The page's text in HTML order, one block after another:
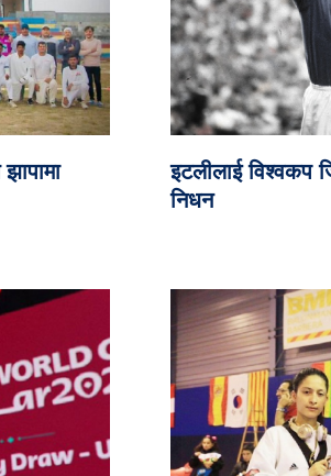
इटलीलाई विश्वकप
निधन